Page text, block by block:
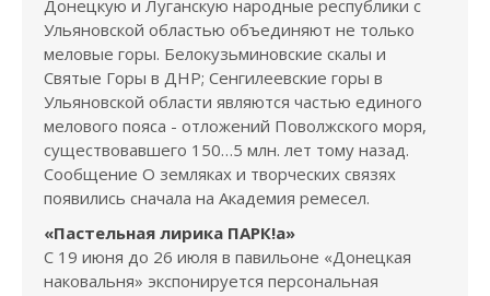
Донецкую и Луганскую народные республики с
Ульяновской областью объединяют не только
меловые горы. Белокузьминовские скалы и
Святые Горы в ДНР; Сенгилеевские горы в
Ульяновской области являются частью единого
мелового пояса - отложений Поволжского моря,
существовавшего 150…5 млн. лет тому назад.
Сообщение О земляках и творческих связях
появились сначала на Академия ремесел.
«Пастельная лирика ПАРК!а»
С 19 июня до 26 июля в павильоне «Донецкая
наковальня» экспонируется персональная